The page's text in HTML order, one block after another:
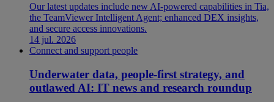
Our latest updates include new AI-powered capabilities in Tia,
the TeamViewer Intelligent Agent; enhanced DEX insights,
and secure access innovations.
14 jul. 2026
Connect and support people
Underwater data, people-first strategy, and
outlawed AI: IT news and research roundup